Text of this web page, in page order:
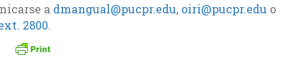
a dmangual@pucpr.edu, oiri@pucpr.edu o
2800.